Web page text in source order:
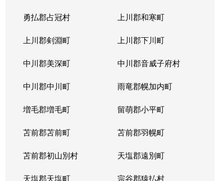
勇払郡占冠村 上川郡和寒町
上川郡剣淵町 上川郡下川町
中川郡美深町 中川郡音威子府村
中川郡中川町 雨竜郡幌加内町
増毛郡増毛町 留萌郡小平町
苫前郡苫前町 苫前郡羽幌町
苫前郡初山別村 天塩郡遠別町
天塩郡天塩町 宗谷郡猿払村